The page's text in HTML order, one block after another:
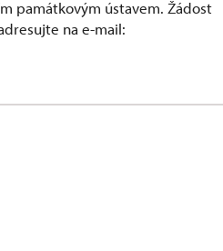
památkovým ústavem. Žádost
na e-mail: